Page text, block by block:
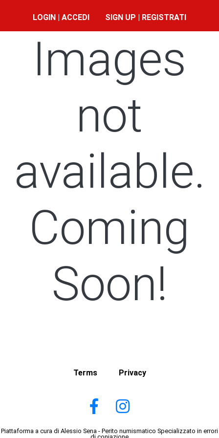
LOGIN | ACCEDI SIGN UP | REGISTRATI
Images
not
available.
Coming
Soon!
Terms Privacy
Piattaforma a cura di Alessio Sena - Perito numismatico Specializzato in errori